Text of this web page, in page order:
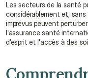
Les secteurs de la santé
considérablement et,
imprévus peuvent
l'assurance santé
d'esprit et l'accès à des